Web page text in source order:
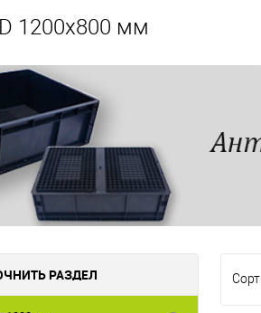
1200х800 мм
РАЗДЕЛ